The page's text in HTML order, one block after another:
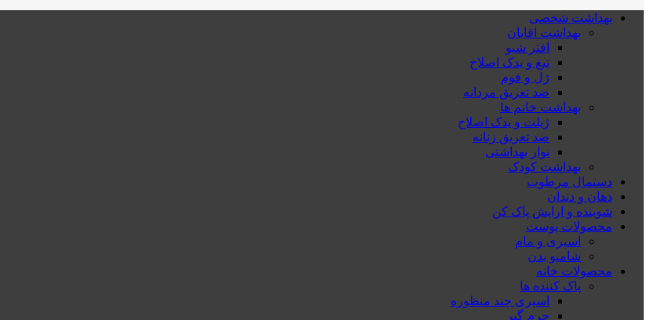
بهداشت شخصی
بهداشت اقایان
افتر شیو
تیغ و یدک اصلاح
ژل و فوم
ضد تعریق مردانه
بهداشت خانم ها
ژیلت و یدک اصلاح
ضد تعریق زنانه
نوار بهداشتی
بهداشت کودک
دستمال مرطوب
دهان و دندان
شوینده و ارایش پاک کن
محصولات پوست
اسپری و مام
شامپو بدن
محصولات خانه
پاک کننده ها
اسپری چند منظوره
جرم گیر